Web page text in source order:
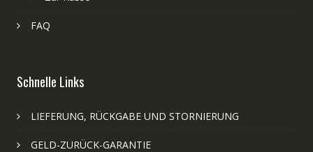
FAQ
Schnelle Links
LIEFERUNG, RÜCKGABE UND STORNIERUNG
GELD-ZURÜCK-GARANTIE